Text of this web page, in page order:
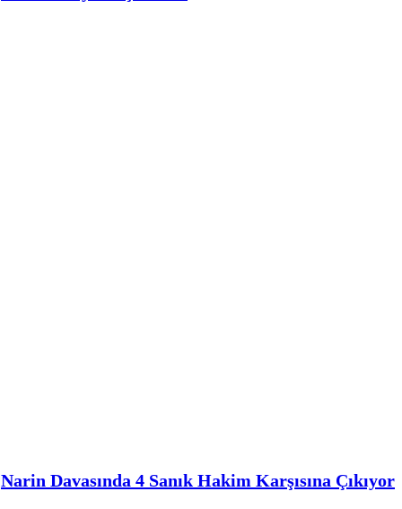
Narin Davasında 4 Sanık Hakim Karşısına Çıkıyor